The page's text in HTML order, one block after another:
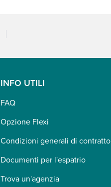
INFO UTILI
FAQ
Opzione Flexi
Condizioni generali di contratto
Documenti per l'espatrio
Trova un'agenzia